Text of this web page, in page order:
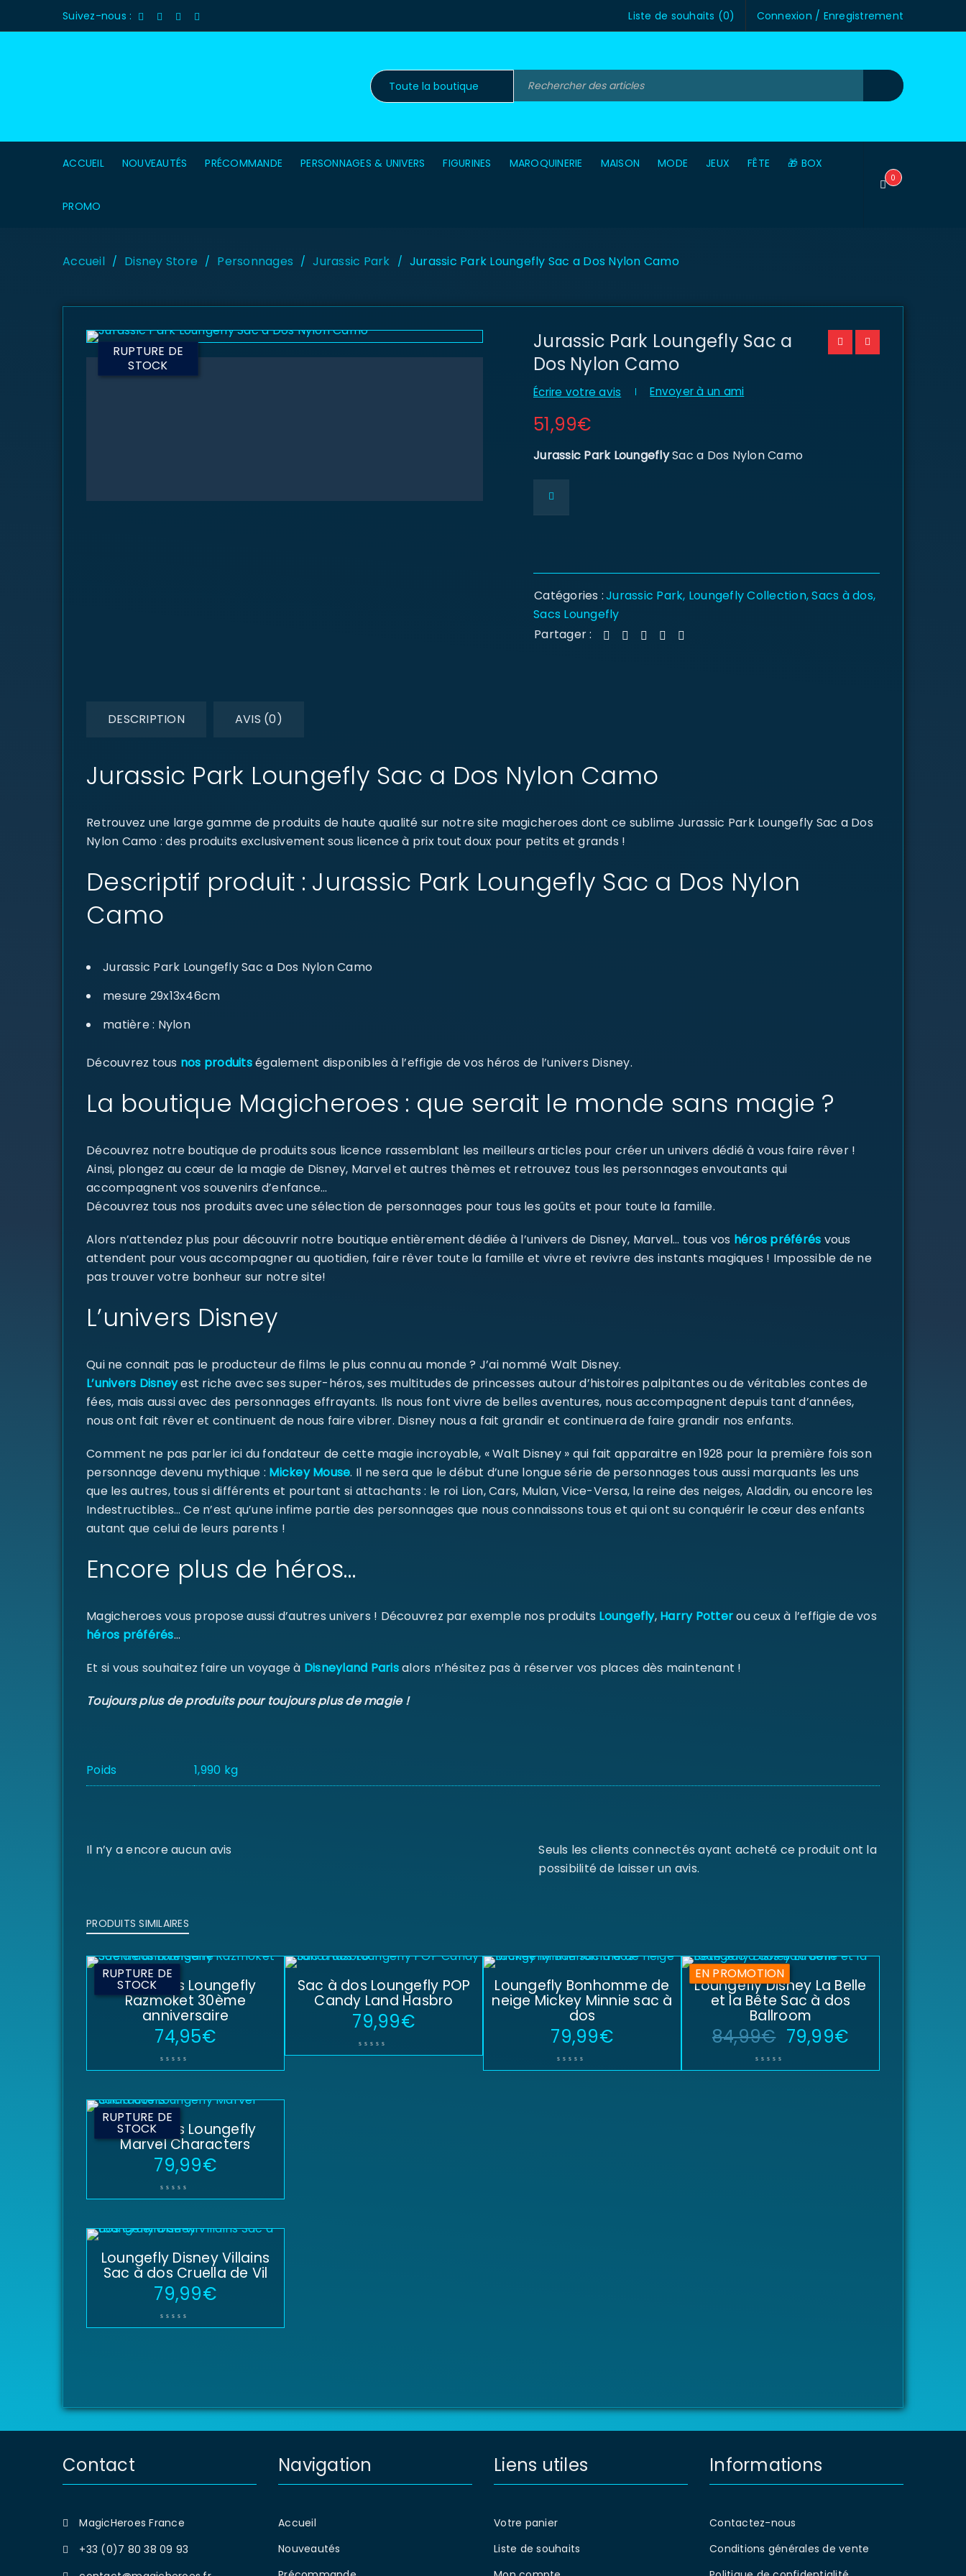
Identifiant ou e-mail*
Mot de passe*
Se souvenir de moi
SE CONNECTER
Suivez-nous : Connexion / Enregistrement
Liste de souhaits (0)
ACCUEIL NOUVEAUTÉS PRÉCOMMANDE PERSONNAGES & UNIVERS FIGURINES MAROQUINERIE MAISON MODE JEUX FÊTE 🎁 BOX
PROMO
0
Accueil / Disney Store / Personnages / Jurassic Park / Jurassic Park Loungefly Sac a Dos Nylon Camo
RUPTURE DE
STOCK
Jurassic Park Loungefly Sac a
Dos Nylon Camo
Écrire votre avis Envoyer à un ami
51,99€
Jurassic Park LoungeflySac a Dos Nylon Camo
Catégories :Jurassic Park, Loungefly Collection,Sacs à dos,
Sacs Loungefly
Partager :
DESCRIPTION AVIS (0)
Jurassic Park Loungefly Sac a Dos Nylon Camo
Retrouvez une large gamme de produits de haute qualité sur notre site magicheroes dont ce sublime Jurassic Park Loungefly Sac a Dos
Nylon Camo : des produits exclusivement sous licence à prix tout doux pour petits et grands !
Descriptif produit : Jurassic Park Loungefly Sac a Dos Nylon
Camo
Jurassic Park Loungefly Sac a Dos Nylon Camo
mesure 29x13x46cm
matière : Nylon
Découvrez tous nos produitségalement disponibles à l’effigie de vos héros de l’univers Disney.
La boutique Magicheroes : que serait le monde sans magie ?
Découvrez notre boutique de produits sous licence rassemblant les meilleurs articles pour créer un univers dédié à vous faire rêver !
Ainsi, plongez au cœur de la magie de Disney, Marvel et autres thèmes et retrouvez tous les personnages envoutants qui
accompagnent vos souvenirs d’enfance…
Découvrez tous nos produits avec une sélection de personnages pour tous les goûts et pour toute la famille.
Alors n’attendez plus pour découvrir notre boutique entièrement dédiée à l’univers de Disney, Marvel… tous vos héros préférés vous
attendent pour vous accompagner au quotidien, faire rêver toute la famille et vivre et revivre des instants magiques ! Impossible de ne
pas trouver votre bonheur sur notre site!
L’univers Disney
Qui ne connait pas le producteur de films le plus connu au monde ? J’ai nommé Walt Disney.
L’univers Disneyest riche avec ses super-héros, ses multitudes de princesses autour d’histoires palpitantes ou de véritables contes de
fées, mais aussi avec des personnages effrayants. Ils nous font vivre de belles aventures, nous accompagnent depuis tant d’années,
nous ont fait rêver et continuent de nous faire vibrer. Disney nous a fait grandir et continuera de faire grandir nos enfants.
Comment ne pas parler ici du fondateur de cette magie incroyable, « Walt Disney » qui fait apparaitre en 1928 pour la première fois son
personnage devenu mythique : Mickey Mouse. Il ne sera que le début d’une longue série de personnages tous aussi marquants les uns
que les autres, tous si différents et pourtant si attachants : le roi Lion, Cars, Mulan, Vice-Versa, la reine des neiges, Aladdin, ou encore les
Indestructibles… Ce n’est qu’une infime partie des personnages que nous connaissons tous et qui ont su conquérir le cœur des enfants
autant que celui de leurs parents !
Encore plus de héros…
Magicheroes vous propose aussi d’autres univers ! Découvrez par exemple nos produits Loungefly,Harry Potterou ceux à l’effigie de vos
héros préférés…
Et si vous souhaitez faire un voyage à Disneyland Parisalors n’hésitez pas à réserver vos places dès maintenant !
Toujours plus de produits pour toujours plus de magie !
Poids 1,990 kg
Il n’y a encore aucun avis
Seuls les clients connectés ayant acheté ce produit ont la
possibilité de laisser un avis.
PRODUITS SIMILAIRES
RUPTURE DE
STOCK
Sac à dos Loungefly
Razmoket 30ème
anniversaire
74,95€
Sac à dos Loungefly POP
Candy Land Hasbro
79,99€
Loungefly Bonhomme de
neige Mickey Minnie sac à
dos
79,99€
EN PROMOTION
Loungefly Disney La Belle
et la Bête Sac à dos
Ballroom
84,99€ 79,99€
RUPTURE DE
STOCK
Sac à dos Loungefly
Marvel Characters
79,99€
Loungefly Disney Villains
Sac à dos Cruella de Vil
79,99€
Contact
MagicHeroes France
+33 (0)7 80 38 09 93
Navigation
Accueil
Nouveautés
Liens utiles
Votre panier
Liste de souhaits
Informations
Contactez-nous
Conditions générales de vente